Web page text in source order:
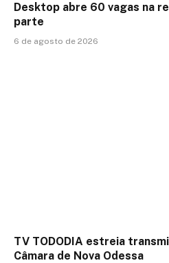
Desktop abre 60 vagas na
parte
6 de agosto de 2026
TV TODODIA estreia
Câmara de Nova Odessa